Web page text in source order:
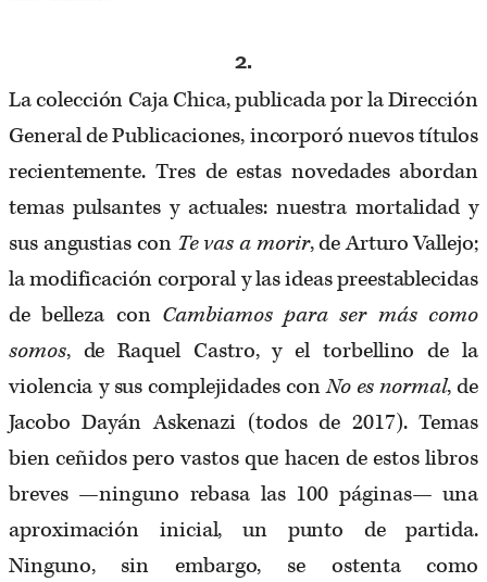
2.
La colección Caja Chica, publicada por la Dirección
General de Publicaciones, incorporó nuevos títulos
recientemente. Tres de estas novedades abordan
temas pulsantes y actuales: nuestra mortalidad y
sus angustias con Te vas a morir, de Arturo Vallejo;
la modificación corporal y las ideas preestablecidas
de belleza con Cambiamos para ser más como
somos, de Raquel Castro, y el torbellino de la
violencia y sus complejidades conNo es normal, de
Jacobo Dayán Askenazi (todos de 2017). Temas
bien ceñidos pero vastos que hacen de estos libros
breves —ninguno rebasa las 100 páginas— una
aproximación inicial, un punto de partida.
Ninguno, sin embargo, se ostenta como